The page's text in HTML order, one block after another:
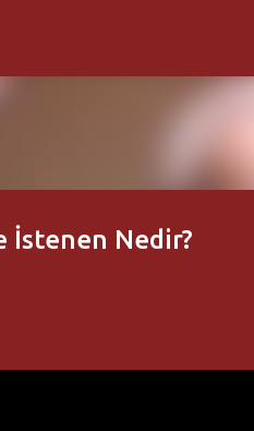
İstenen Nedir?